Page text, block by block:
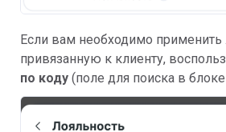
Если вам необходимо применить
привязанную к клиенту,
по коду (поле для поиска в блоке